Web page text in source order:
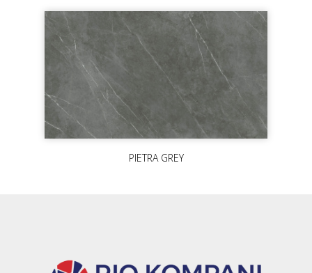
PIETRA GREY